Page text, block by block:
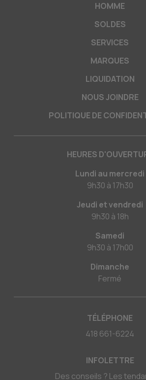
HOMME
SOLDES
SERVICES
MARQUES
LIQUIDATION
NOUS JOINDRE
POLITIQUE DE
HEURES
Lundi au mercredi
9h30 à 17h30
Jeudi et vendredi
9h30 à 18h
Samedi
9h30 à 17h00
Dimanche
Fermé
TÉLÉPHONE
418 661-6224
INFOLETTRE
Des conseils ? Les